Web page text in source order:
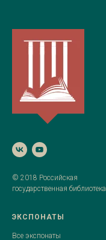
© 2018 Российская
государственная библиотека
ЭКСПОНАТЫ
Все экспонаты